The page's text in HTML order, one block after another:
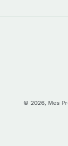
© 2026, Mes